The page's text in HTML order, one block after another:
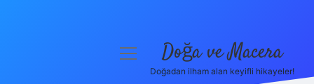
menüyü Doğa ve Macera
Doğadan ilham alan keyifli hikayeler!